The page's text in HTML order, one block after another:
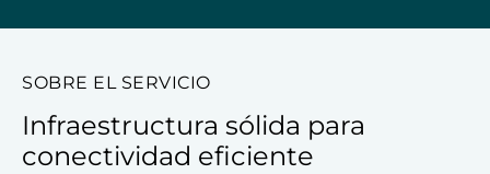
SOBRE EL SERVICIO
Infraestructura sólida para
conectividad eficiente